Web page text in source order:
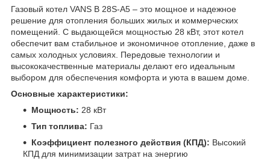
Газовый котел VANS B 28S-A5 – это мощное и надежное
решение для отопления больших жилых и коммерческих
помещений. С выдающейся мощностью 28 кВт, этот котел
обеспечит вам стабильное и экономичное отопление, даже в
самых холодных условиях. Передовые технологии и
высококачественные материалы делают его идеальным
выбором для обеспечения комфорта и уюта в вашем доме.
Основные характеристики:
Мощность: 28 кВт
Тип топлива: Газ
Коэффициент полезного действия (КПД): Высокий
КПД для минимизации затрат на энергию